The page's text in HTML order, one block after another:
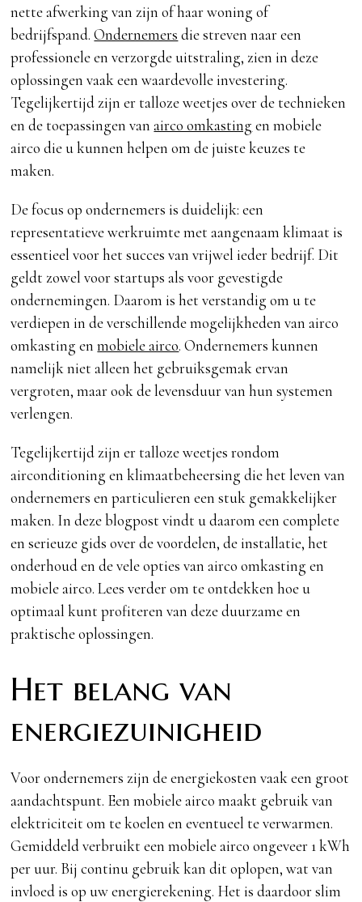
nette afwerking van zijn of haar woning of
bedrijfspand.Ondernemers die streven naar een
professionele en verzorgde uitstraling, zien in deze
oplossingen vaak een waardevolle investering.
Tegelijkertijd zijn er talloze weetjes over de technieken
en de toepassingen vanairco omkasting en mobiele
airco die u kunnen helpen om de juiste keuzes te
maken.
De focus op ondernemers is duidelijk: een
representatieve werkruimte met aangenaam klimaat is
essentieel voor het succes van vrijwel ieder bedrijf. Dit
geldt zowel voor startups als voor gevestigde
ondernemingen. Daarom is het verstandig om u te
verdiepen in de verschillende mogelijkheden van airco
omkasting enmobiele airco. Ondernemers kunnen
namelijk niet alleen het gebruiksgemak ervan
vergroten, maar ook de levensduur van hun systemen
verlengen.
Tegelijkertijd zijn er talloze weetjes rondom
airconditioning en klimaatbeheersing die het leven van
ondernemers en particulieren een stuk gemakkelijker
maken. In deze blogpost vindt u daarom een complete
en serieuze gids over de voordelen, de installatie, het
onderhoud en de vele opties van airco omkasting en
mobiele airco. Lees verder om te ontdekken hoe u
optimaal kunt profiteren van deze duurzame en
praktische oplossingen.
Het belang van
energiezuinigheid
Voor ondernemers zijn de energiekosten vaak een groot
aandachtspunt. Een mobiele airco maakt gebruik van
elektriciteit om te koelen en eventueel te verwarmen.
Gemiddeld verbruikt een mobiele airco ongeveer 1 kWh
per uur. Bij continu gebruik kan dit oplopen, wat van
invloed is op uw energierekening. Het is daardoor slim